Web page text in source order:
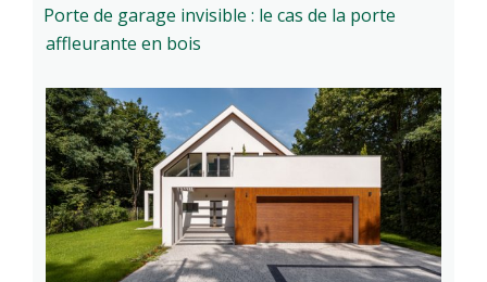
Porte de garage invisible : le cas de la porte
affleurante en bois